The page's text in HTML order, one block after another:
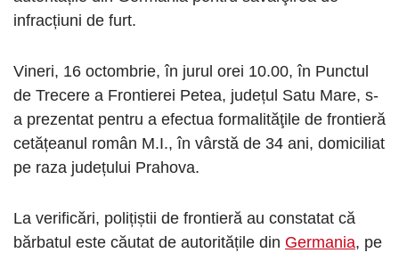
infracțiuni de furt.
Vineri, 16 octombrie, în jurul orei 10.00, în Punctul
de Trecere a Frontierei Petea, județul Satu Mare, s-
a prezentat pentru a efectua formalităţile de frontieră
cetățeanul român M.I., în vârstă de 34 ani, domiciliat
pe raza județului Prahova.
La verificări, polițiștii de frontieră au constatat că
bărbatul este căutat de autoritățile din Germania, pe